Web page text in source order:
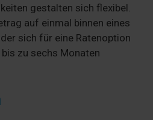
gestalten sich flexibel.
auf einmal binnen eines
sich für eine Ratenoption
zu sechs Monaten